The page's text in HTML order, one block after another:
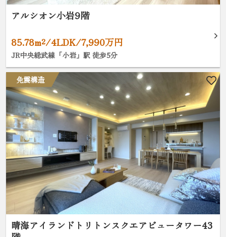
アルシオン小岩9階
85.78m²/4LDK/7,990万円
JR中央総武線「小岩」駅 徒歩5分
免震構造
晴海アイランドトリトンスクエアビュータワー43